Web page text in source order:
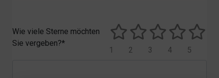
Wie viele Sterne möchten
Sie vergeben?*
5
4
3
2
1